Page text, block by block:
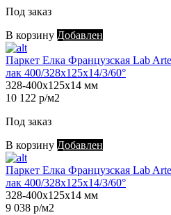
Под заказ
В корзину Добавлен
Паркет Елка Французская Lab
лак 400/328х125х14/3/60°
328-400х125х14 мм
10 122 р/м2
Под заказ
В корзину Добавлен
Паркет Елка Французская Lab
лак 400/328х125х14/3/60°
328-400х125х14 мм
9 038 р/м2